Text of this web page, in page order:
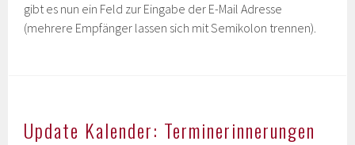
gibt es nun ein Feld zur Eingabe der E-Mail Adresse
(mehrere Empfänger lassen sich mit Semikolon trennen).
Update Kalender: Terminerinnerungen